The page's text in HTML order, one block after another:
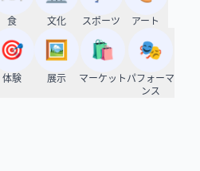
食 文化 スポーツ アート
🎯
体験
🖼️
展示
🛍️
マーケット
🎭
パフォーマ
ンス